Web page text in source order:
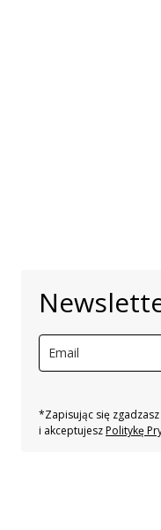
*Zapisując się
i akceptujeszPolitykę